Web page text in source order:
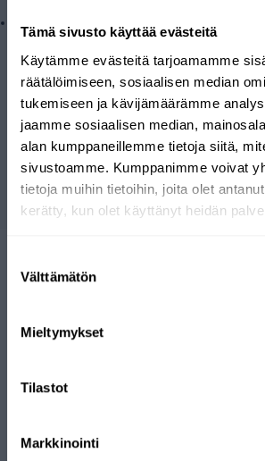
Tämä sivusto käyttää evästeitä
Käytämme evästeitä tarjoamamme
räätälöimiseen, sosiaalisen median
tukemiseen ja kävijämäärämme
jaamme sosiaalisen median,
alan kumppaneillemme tietoja siitä,
sivustoamme. Kumppanimme voivat
tietoja muihin tietoihin, joita olet
kerätty, kun olet käyttänyt heidän
valinta
Välttämätön
Mieltymykset
Tilastot
Markkinointi
Recensioner
Frågor
FINSK WEBBUTIK
Vår webbutik har tilldelats Nyckelflaggan.
ett finländskt företag och produkterna
Leveransland